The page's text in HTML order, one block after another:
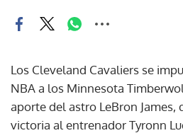
Los Cleveland Cavaliers se
NBA a los Minnesota
aporte del astro LeBron James,
victoria al entrenador Tyronn